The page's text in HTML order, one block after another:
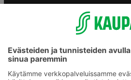
S-ryhmän palvelut
S-ryhmä
Asiakasomistajuus